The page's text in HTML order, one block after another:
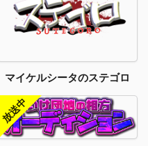
マイケルシータのステゴロ